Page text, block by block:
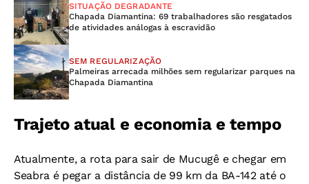
SITUAÇÃO DEGRADANTE
Chapada Diamantina: 69 trabalhadores são resgatados
de atividades análogas à escravidão
SEM REGULARIZAÇÃO
Palmeiras arrecada milhões sem regularizar parques na
Chapada Diamantina
Trajeto atual e economia e tempo
Atualmente, a rota para sair de Mucugê e chegar em
Seabra é pegar a distância de 99 km da BA-142 até o